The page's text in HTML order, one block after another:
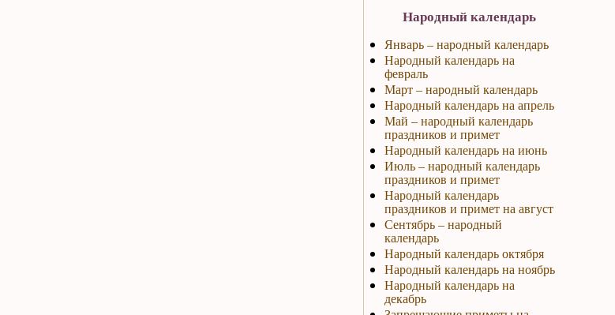
Народный календарь
Январь – народный календарь
Народный календарь на
февраль
Март – народный календарь
Народный календарь на апрель
Май – народный календарь
праздников и примет
Народный календарь на июнь
Июль – народный календарь
праздников и примет
Народный календарь
праздников и примет на август
Сентябрь – народный
календарь
Народный календарь октября
Народный календарь на ноябрь
Народный календарь на
декабрь